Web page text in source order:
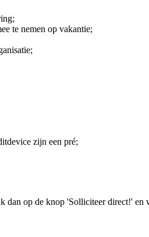
te nemen op vakantie;
zijn een pré;
op de knop 'Solliciteer direct!'